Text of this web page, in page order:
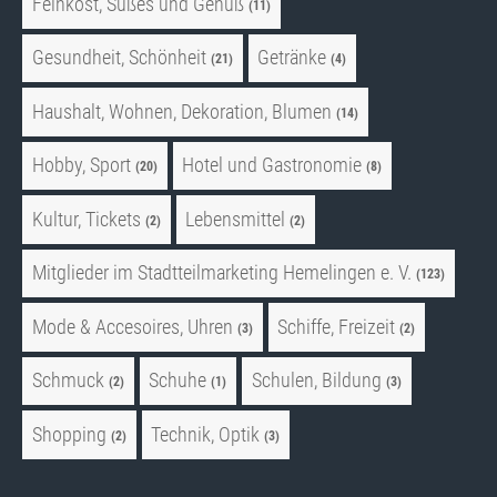
(11)
Gesundheit, Schönheit (21) Getränke (4)
Haushalt, Wohnen, Dekoration, Blumen (14)
Hobby, Sport (20) Hotel und Gastronomie (8)
Kultur, Tickets (2) Lebensmittel (2)
Mitglieder im Stadtteilmarketing Hemelingen e. V. (123)
Mode & Accesoires, Uhren (3) Schiffe, Freizeit (2)
Schmuck (2) Schuhe (1) Schulen, Bildung (3)
Shopping (2) Technik, Optik (3)